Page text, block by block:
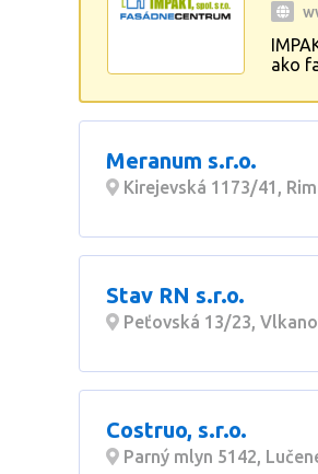
ako
Meranum s.r.o.
Kirejevská 1173/41,
Stav RN s.r.o.
Peťovská 13/23,
Costruo, s.r.o.
Parný mlyn 5142,